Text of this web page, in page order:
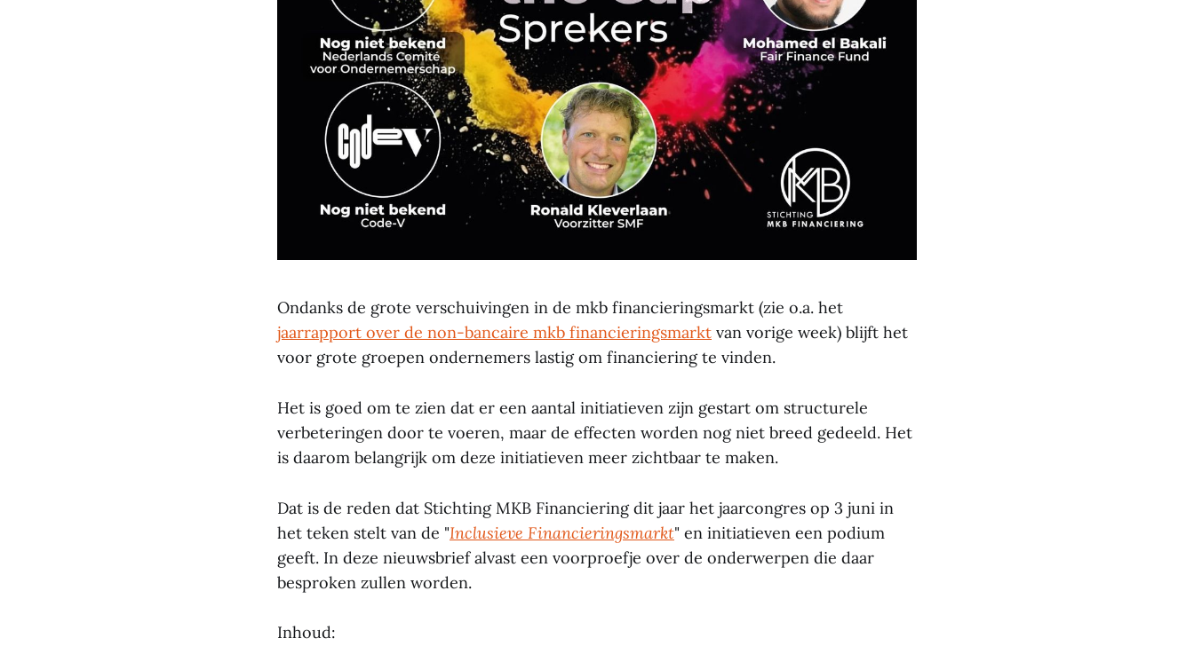
Ondanks de grote verschuivingen in de mkb financieringsmarkt (zie o.a. het
jaarrapport over de non-bancaire mkb financieringsmarkt van vorige week) blijft het
voor grote groepen ondernemers lastig om financiering te vinden.
Het is goed om te zien dat er een aantal initiatieven zijn gestart om structurele
verbeteringen door te voeren, maar de effecten worden nog niet breed gedeeld. Het
is daarom belangrijk om deze initiatieven meer zichtbaar te maken.
Dat is de reden dat Stichting MKB Financiering dit jaar het jaarcongres op 3 juni in
het teken stelt van de "Inclusieve Financieringsmarkt" en initiatieven een podium
geeft. In deze nieuwsbrief alvast een voorproefje over de onderwerpen die daar
besproken zullen worden.
Inhoud: